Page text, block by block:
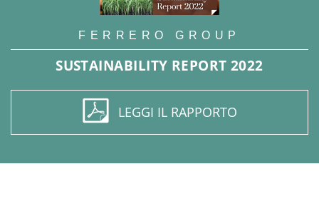
FERRERO GROUP
SUSTAINABILITY REPORT 2022
LEGGI IL RAPPORTO